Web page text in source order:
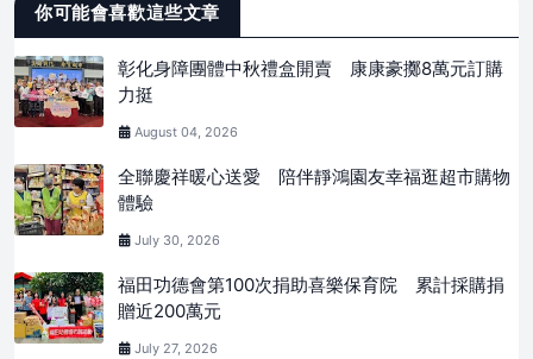
你可能會喜歡這些文章
彰化身障團體中秋禮盒開賣 康康豪擲8萬元訂購
力挺
August 04, 2026
全聯慶祥暖心送愛 陪伴靜鴻園友幸福逛超市購物
體驗
July 30, 2026
福田功德會第100次捐助喜樂保育院 累計採購捐
贈近200萬元
July 27, 2026